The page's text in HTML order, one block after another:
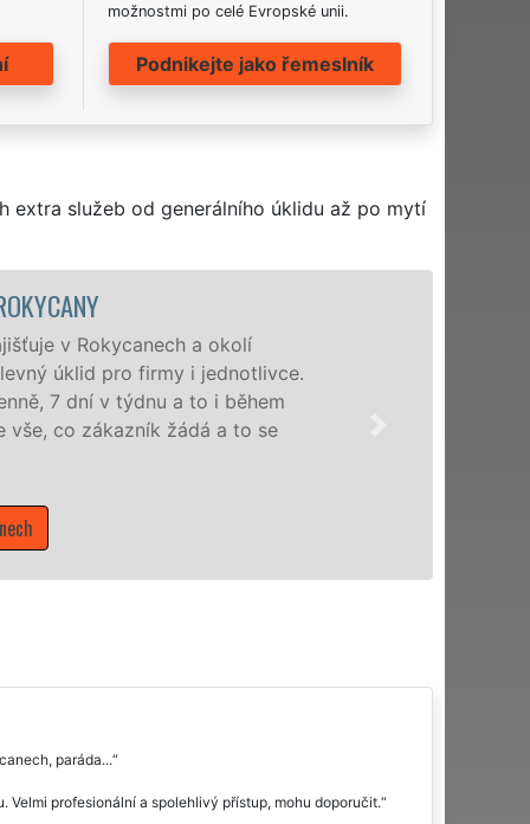
možnostmi po celé Evropské unii.
Podnikejte jako řemeslník
extra služeb od generálního úklidu až po mytí
Naše společnost EXTRA UKLÍZENÍ
profesionální úklidové služby NON-
nabízíme pro všechny obchodní
domácnosti v celém Plzeňském kraji s
paráda...
profesionální a spolehlivý přístup, mohu doporučit.